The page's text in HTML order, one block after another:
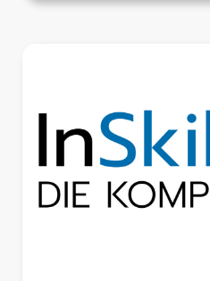
Kompetenzplanung in
Plattform
Schritt weitergeht.
die Tools, […]